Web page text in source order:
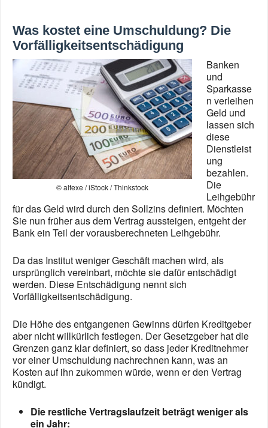
Was kostet eine Umschuldung? Die
Vorfälligkeitsentschädigung
© alfexe / iStock / Thinkstock
Banken
und
Sparkasse
n verleihen
Geld und
lassen sich
diese
Dienstleist
ung
bezahlen.
Die
Leihgebühr
für das Geld wird durch den Sollzins definiert. Möchten
Sie nun früher aus dem Vertrag aussteigen, entgeht der
Bank ein Teil der vorausberechneten Leihgebühr.
Da das Institut weniger Geschäft machen wird, als
ursprünglich vereinbart, möchte sie dafür entschädigt
werden. Diese Entschädigung nennt sich
Vorfälligkeitsentschädigung.
Die Höhe des entgangenen Gewinns dürfen Kreditgeber
aber nicht willkürlich festlegen. Der Gesetzgeber hat die
Grenzen ganz klar definiert, so dass jeder Kreditnehmer
vor einer Umschuldung nachrechnen kann, was an
Kosten auf ihn zukommen würde, wenn er den Vertrag
kündigt.
Die restliche Vertragslaufzeit beträgt weniger als
ein Jahr: